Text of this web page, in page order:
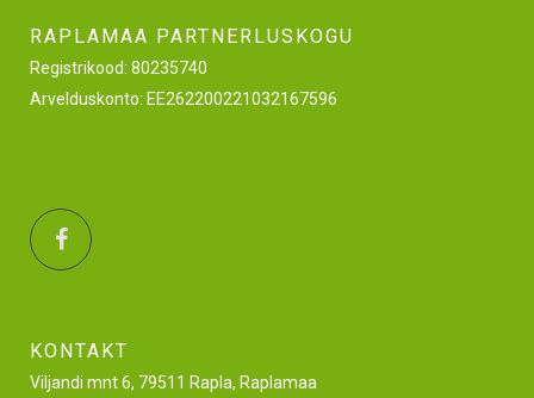
RAPLAMAA PARTNERLUSKOGU
Registrikood: 80235740
Arvelduskonto: EE262200221032167596
KONTAKT
Viljandi mnt 6, 79511 Rapla, Raplamaa